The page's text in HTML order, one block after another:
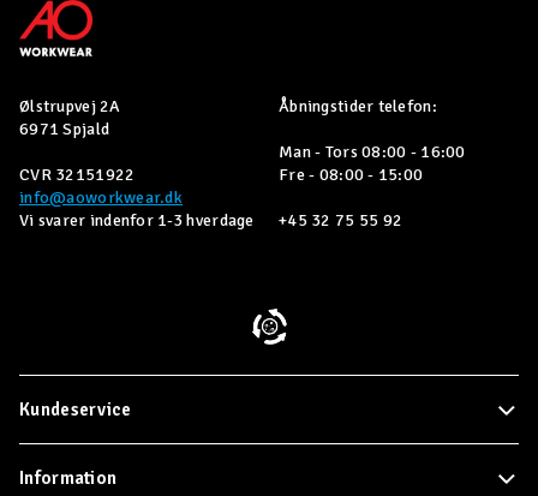
Ølstrupvej 2A
6971 Spjald
CVR 32151922
info@aoworkwear.dk
Vi svarer indenfor 1-3 hverdage
Åbningstider telefon:
Man - Tors 08:00 - 16:00
Fre - 08:00 - 15:00
+45 32 75 55 92
Kundeservice
Information